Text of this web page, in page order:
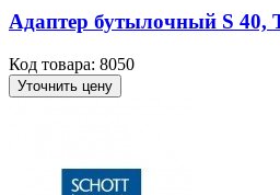
Адаптер бутылочный S 40,
Код товара: 8050
Уточнить цену